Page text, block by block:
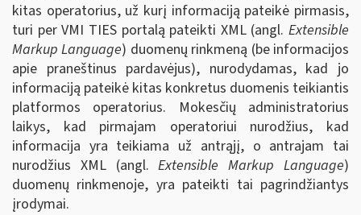
kitas operatorius, už kurį informaciją pateikė pirmasis,
turi per VMI TIES portalą pateikti XML (angl. Extensible
Markup Language) duomenų rinkmeną (be informacijos
apie praneštinus pardavėjus), nurodydamas, kad jo
informaciją pateikė kitas konkretus duomenis teikiantis
platformos operatorius. Mokesčių administratorius
laikys, kad pirmajam operatoriui nurodžius, kad
informacija yra teikiama už antrąjį, o antrajam tai
nurodžius XML (angl.Extensible Markup Language)
duomenų rinkmenoje, yra pateikti tai pagrindžiantys
įrodymai.